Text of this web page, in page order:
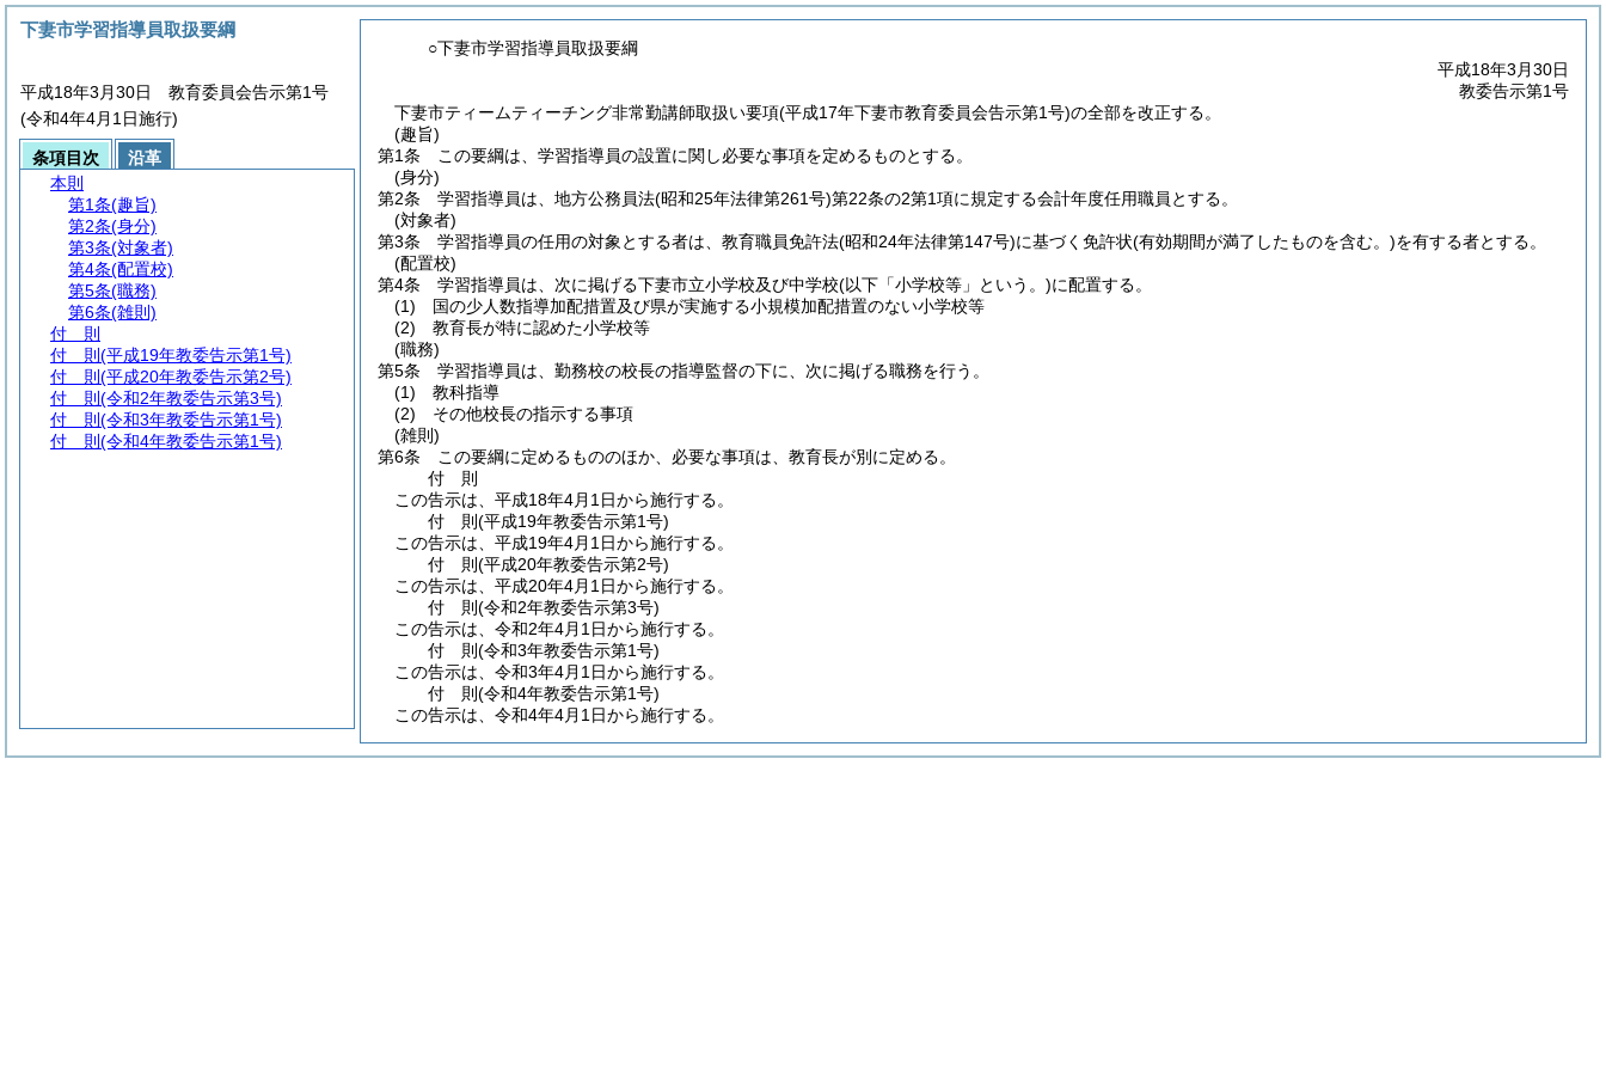
○下妻市学習指導員取扱要綱
平成18年3月30日
教委告示第1号
下妻市ティームティーチング非常勤講師取扱い要項(平成17年下妻市教育委員会告示第1号)の全部を改正する。
(趣旨)
第1条
この要綱は、学習指導員の設置に関し必要な事項を定めるものとする。
(身分)
第2条
学習指導員は、地方公務員法(昭和25年法律第261号)第22条の2第1項に規定する会計年度任用職員とする。
(対象者)
第3条
学習指導員の任用の対象とする者は、教育職員免許法(昭和24年法律第147号)に基づく免許状(有効期間が満了したものを含む。)を有する者とする。
(配置校)
第4条
学習指導員は、次に掲げる下妻市立小学校及び中学校(以下「小学校等」という。)に配置する。
(1)
国の少人数指導加配措置及び県が実施する小規模加配措置のない小学校等
(2)
教育長が特に認めた小学校等
(職務)
第5条
学習指導員は、勤務校の校長の指導監督の下に、次に掲げる職務を行う。
(1)
教科指導
(2)
その他校長の指示する事項
(雑則)
第6条
この要綱に定めるもののほか、必要な事項は、教育長が別に定める。
付 則
この告示は、平成18年4月1日から施行する。
付 則(平成19年教委告示第1号)
この告示は、平成19年4月1日から施行する。
付 則(平成20年教委告示第2号)
この告示は、平成20年4月1日から施行する。
付 則(令和2年教委告示第3号)
この告示は、令和2年4月1日から施行する。
付 則(令和3年教委告示第1号)
この告示は、令和3年4月1日から施行する。
付 則(令和4年教委告示第1号)
この告示は、令和4年4月1日から施行する。
下妻市学習指導員取扱要綱
平成18年3月30日 教育委員会告示第1号
(令和4年4月1日施行)
条項目次
沿革
本則
第1条(趣旨)
第2条(身分)
第3条(対象者)
第4条(配置校)
第5条(職務)
第6条(雑則)
付 則
付 則 (平成19年教委告示第1号)
付 則 (平成20年教委告示第2号)
付 則 (令和2年教委告示第3号)
付 則 (令和3年教委告示第1号)
付 則 (令和4年教委告示第1号)